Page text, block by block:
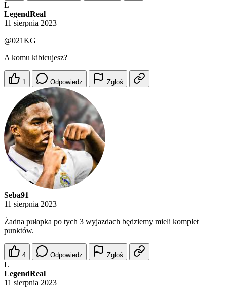
L
LegendReal
11 sierpnia 2023
@021KG
A komu kibicujesz?
1 Odpowiedz Zgłoś
Seba91
11 sierpnia 2023
Żadna pułapka po tych 3 wyjazdach będziemy mieli komplet
punktów.
4 Odpowiedz Zgłoś
L
LegendReal
11 sierpnia 2023